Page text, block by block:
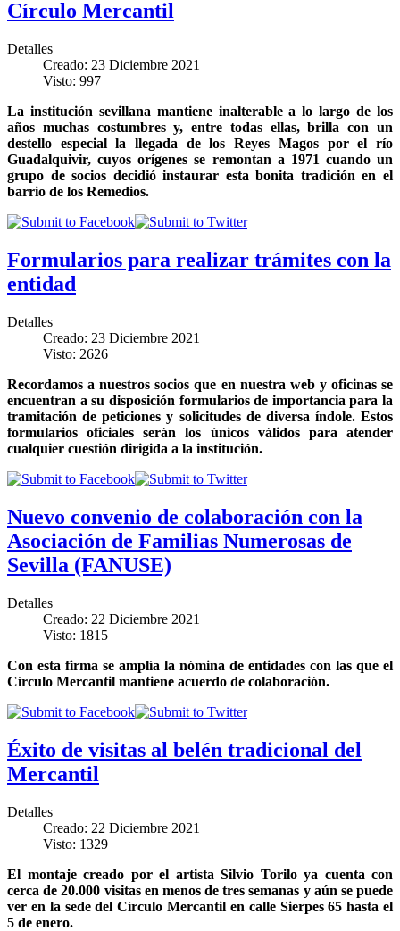
Círculo Mercantil
Detalles
Creado: 23 Diciembre 2021
Visto: 997
La institución sevillana mantiene inalterable a lo largo de los
años muchas costumbres y, entre todas ellas, brilla con un
destello especial la llegada de los Reyes Magos por el río
Guadalquivir, cuyos orígenes se remontan a 1971 cuando un
grupo de socios decidió instaurar esta bonita tradición en el
barrio de los Remedios.
Formularios para realizar trámites con la
entidad
Detalles
Creado: 23 Diciembre 2021
Visto: 2626
Recordamos a nuestros socios que en nuestra web y oficinas se
encuentran a su disposición formularios de importancia para la
tramitación de peticiones y solicitudes de diversa índole. Estos
formularios oficiales serán los únicos válidos para atender
cualquier cuestión dirigida a la institución.
Nuevo convenio de colaboración con la
Asociación de Familias Numerosas de
Sevilla (FANUSE)
Detalles
Creado: 22 Diciembre 2021
Visto: 1815
Con esta firma se amplía la nómina de entidades con las que el
Círculo Mercantil mantiene acuerdo de colaboración.
Éxito de visitas al belén tradicional del
Mercantil
Detalles
Creado: 22 Diciembre 2021
Visto: 1329
El montaje creado por el artista Silvio Torilo ya cuenta con
cerca de 20.000 visitas en menos de tres semanas y aún se puede
ver en la sede del Círculo Mercantil en calle Sierpes 65 hasta el
5 de enero.